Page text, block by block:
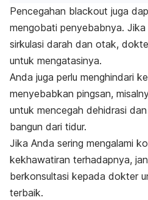
Pencegahan blackout juga
mengobati penyebabnya.
sirkulasi darah dan otak,
untuk mengatasinya.
Anda juga perlu menghindari
menyebabkan pingsan,
untuk mencegah dehidrasi
bangun dari tidur.
Jika Anda sering mengalami
kekhawatiran terhadapnya,
berkonsultasi kepada dokter
terbaik.